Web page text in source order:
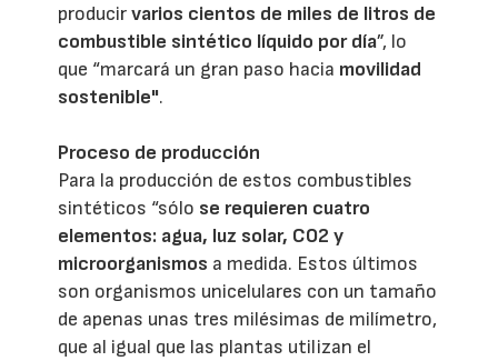
producirvarios cientos de miles de litros de
combustible sintético líquido por día”, lo
que “marcará un gran paso hacia movilidad
sostenible".
Proceso de producción
Para la producción de estos combustibles
sintéticos “sólo se requieren cuatro
elementos: agua, luz solar, CO2 y
microorganismos a medida. Estos últimos
son organismos unicelulares con un tamaño
de apenas unas tres milésimas de milímetro,
que al igual que las plantas utilizan el